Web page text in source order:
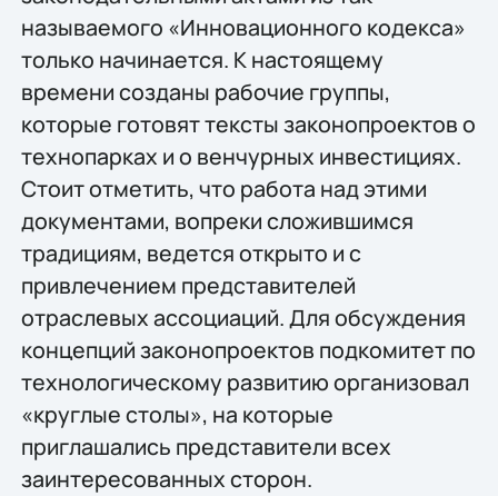
называемого «Инновационного кодекса»
только начинается. К настоящему
времени созданы рабочие группы,
которые готовят тексты законопроектов о
технопарках и о венчурных инвестициях.
Стоит отметить, что работа над этими
документами, вопреки сложившимся
традициям, ведется открыто и с
привлечением представителей
отраслевых ассоциаций. Для обсуждения
концепций законопроектов подкомитет по
технологическому развитию организовал
«круглые столы», на которые
приглашались представители всех
заинтересованных сторон.